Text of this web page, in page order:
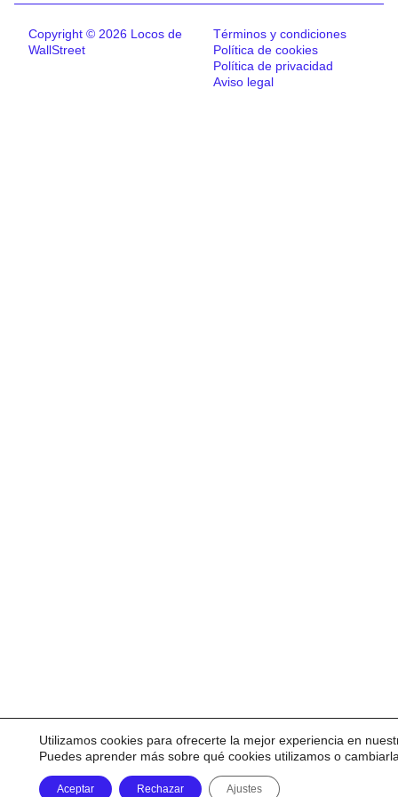
Copyright © 2026 Locos de
WallStreet
Términos y condiciones
Política de cookies
Política de privacidad
Aviso legal
Utilizamos cookies para ofrecerte la mejor experiencia en
Puedes aprender más sobre qué cookies utilizamos o
Aceptar Rechazar Ajustes